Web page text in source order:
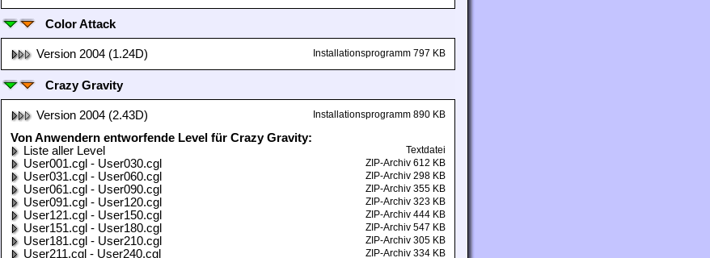
Color Attack
Version 2004 (1.24D) Installationsprogramm 797 KB
Crazy Gravity
Version 2004 (2.43D) Installationsprogramm 890 KB
Von Anwendern entworfende Level für Crazy Gravity:
Liste aller Level
Textdatei
User001.cgl - User030.cgl ZIP-Archiv 612 KB
User031.cgl - User060.cgl ZIP-Archiv 298 KB
User061.cgl - User090.cgl ZIP-Archiv 355 KB
User091.cgl - User120.cgl ZIP-Archiv 323 KB
User121.cgl - User150.cgl ZIP-Archiv 444 KB
User151.cgl - User180.cgl ZIP-Archiv 547 KB
User181.cgl - User210.cgl ZIP-Archiv 305 KB
User211.cgl - User240.cgl ZIP-Archiv 334 KB